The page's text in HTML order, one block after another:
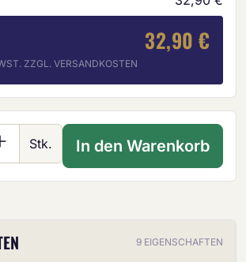
32,90 €
ZZGL. VERSANDKOSTEN
Gib den gewünschten
Stk. In den Warenkorb
9 EIGENSCHAFTEN